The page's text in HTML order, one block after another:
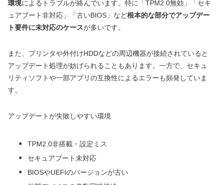
環境によるトラブルが絡んでいます。特に「TPM2.0無効」「セキ
ュアブート非対応」「古いBIOS」など根本的な部分でアップデー
ト要件に未対応のケースが多いです。
また、プリンタや外付けHDDなどの周辺機器が接続されていると
アップデート処理が妨げられることもあります。一方で、セキュ
リティソフトや一部アプリの互換性によるエラーも頻発していま
す。
アップデートが失敗しやすい環境
TPM2.0非搭載・設定ミス
セキュアブート未対応
BIOSやUEFIのバージョンが古い